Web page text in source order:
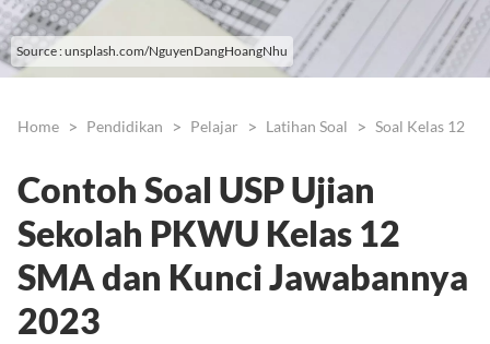
Source : unsplash.com/NguyenDangHoangNhu
Home Pendidikan Pelajar Latihan Soal Soal Kelas 12
Contoh Soal USP Ujian
Sekolah PKWU Kelas 12
SMA dan Kunci Jawabannya
2023